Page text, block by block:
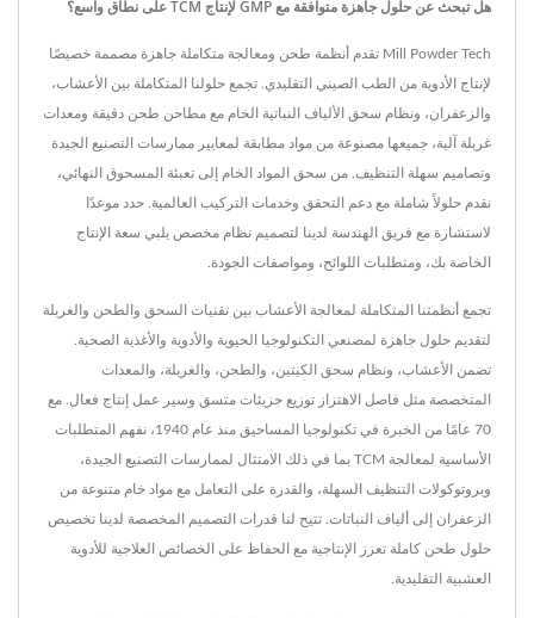
هل تبحث عن حلول جاهزة متوافقة مع GMP لإنتاج TCM على نطاق واسع؟
Mill Powder Tech تقدم أنظمة طحن ومعالجة متكاملة جاهزة مصممة خصيصًا
لإنتاج الأدوية من الطب الصيني التقليدي. تجمع حلولنا المتكاملة بين الأعشاب،
والزعفران، ونظام سحق الألياف النباتية الخام مع مطاحن طحن دقيقة ومعدات
غربلة آلية، جميعها مصنوعة من مواد مطابقة لمعايير ممارسات التصنيع الجيدة
وتصاميم سهلة التنظيف. من سحق المواد الخام إلى تعبئة المسحوق النهائي،
نقدم حلولاً شاملة مع دعم التحقق وخدمات التركيب العالمية. حدد موعدًا
لاستشارة مع فريق الهندسة لدينا لتصميم نظام مخصص يلبي سعة الإنتاج
الخاصة بك، ومتطلبات اللوائح، ومواصفات الجودة.
تجمع أنظمتنا المتكاملة لمعالجة الأعشاب بين تقنيات السحق والطحن والغربلة
لتقديم حلول جاهزة لمصنعي التكنولوجيا الحيوية والأدوية والأغذية الصحية.
تضمن الأعشاب، ونظام سحق الكيتين، والطحن، والغربلة، والمعدات
المتخصصة مثل فاصل الاهتزاز توزيع جزيئات متسق وسير عمل إنتاج فعال. مع
70 عامًا من الخبرة في تكنولوجيا المساحيق منذ عام 1940، نفهم المتطلبات
الأساسية لمعالجة TCM بما في ذلك الامتثال لممارسات التصنيع الجيدة،
وبروتوكولات التنظيف السهلة، والقدرة على التعامل مع مواد خام متنوعة من
الزعفران إلى ألياف النباتات. تتيح لنا قدرات التصميم المخصصة لدينا تخصيص
حلول طحن كاملة تعزز الإنتاجية مع الحفاظ على الخصائص العلاجية للأدوية
العشبية التقليدية.